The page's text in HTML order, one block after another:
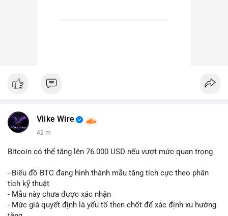
Vlike Wire
42 m
Bitcoin có thể tăng lên 76.000 USD nếu vượt mức quan trọng
- Biểu đồ BTC đang hình thành mẫu tăng tích cực theo phân
tích kỹ thuật
- Mẫu này chưa được xác nhận
- Mức giá quyết định là yếu tố then chốt để xác định xu hướng